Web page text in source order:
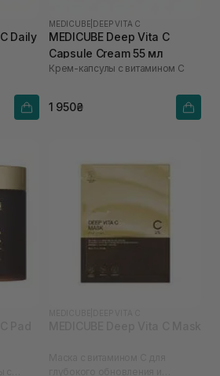
Daily
MEDICUBE DEEP VITA C
MEDICUBE Deep Vita C
Capsule Cream 55 мл
Крем-капсулы с витамином C
1 950₴